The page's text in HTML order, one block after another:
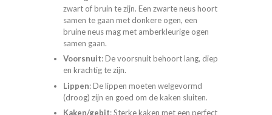
zwart of bruin te zijn. Een zwarte neus hoort
samen te gaan met donkere ogen, een
bruine neus mag met amberkleurige ogen
samen gaan.
Voorsnuit: De voorsnuit behoort lang, diep
en krachtig te zijn.
Lippen: De lippen moeten welgevormd
(droog) zijn en goed om de kaken sluiten.
Kaken/gebit: Sterke kaken met een perfect